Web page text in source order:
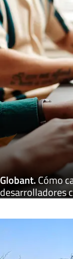
Globant.Cómo
desarrolladores